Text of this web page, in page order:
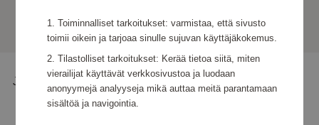
Juuri nyt ei ole tuotteita näytettäväksi.
Toiminnalliset tarkoitukset: varmistaa, että sivusto
toimii oikein ja tarjoaa sinulle sujuvan käyttäjäkokemus.
Tilastolliset tarkoitukset: Kerää tietoa siitä, miten
vierailijat käyttävät verkkosivustoa ja luodaan
anonyymejä analyyseja mikä auttaa meitä parantamaan
sisältöä ja navigointia.